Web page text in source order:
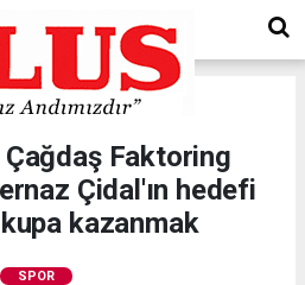
Faktoring
Çidal'ın hedefi
kazanmak
SPOR